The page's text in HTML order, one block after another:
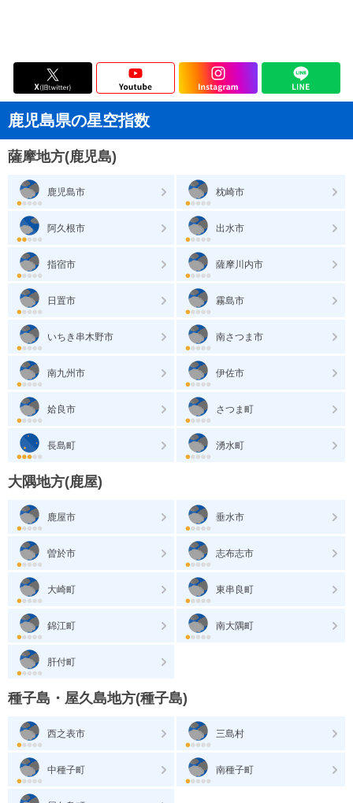
鹿児島県の星空指数
薩摩地方(鹿児島)
鹿児島市 枕崎市
阿久根市 出水市
指宿市 薩摩川内市
日置市 霧島市
いちき串木野市 南さつま市
南九州市 伊佐市
姶良市 さつま町
長島町 湧水町
大隅地方(鹿屋)
鹿屋市 垂水市
曽於市 志布志市
大崎町 東串良町
錦江町 南大隅町
肝付町
種子島・屋久島地方(種子島)
西之表市 三島村
中種子町 南種子町